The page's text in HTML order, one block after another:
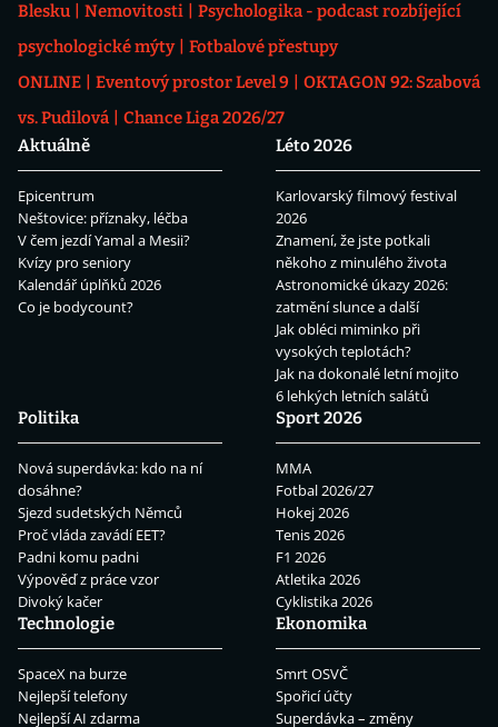
Blesku
Nemovitosti
Psychologika - podcast rozbíjející
psychologické mýty
Fotbalové přestupy
ONLINE
Eventový prostor Level 9
OKTAGON 92: Szabová
vs. Pudilová
Chance Liga 2026/27
Aktuálně
Epicentrum
Neštovice: příznaky, léčba
V čem jezdí Yamal a Mesii?
Kvízy pro seniory
Kalendář úplňků 2026
Co je bodycount?
Léto 2026
Karlovarský filmový festival
2026
Znamení, že jste potkali
někoho z minulého života
Astronomické úkazy 2026:
zatmění slunce a další
Jak obléci miminko při
vysokých teplotách?
Jak na dokonalé letní mojito
6 lehkých letních salátů
Politika
Nová superdávka: kdo na ní
dosáhne?
Sjezd sudetských Němců
Proč vláda zavádí EET?
Padni komu padni
Výpověď z práce vzor
Divoký kačer
Sport 2026
MMA
Fotbal 2026/27
Hokej 2026
Tenis 2026
F1 2026
Atletika 2026
Cyklistika 2026
Technologie
SpaceX na burze
Nejlepší telefony
Nejlepší AI zdarma
Ekonomika
Smrt OSVČ
Spořicí účty
Superdávka – změny